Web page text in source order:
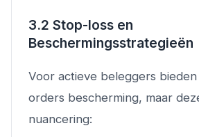
3.2 Stop-loss en
Beschermingsstrategieën
Voor actieve beleggers
orders bescherming, maar
nuancering: